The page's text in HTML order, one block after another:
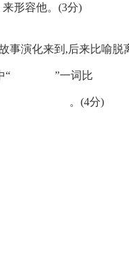
。(3分)
事演化来到,后来比喻
”一词比
分)